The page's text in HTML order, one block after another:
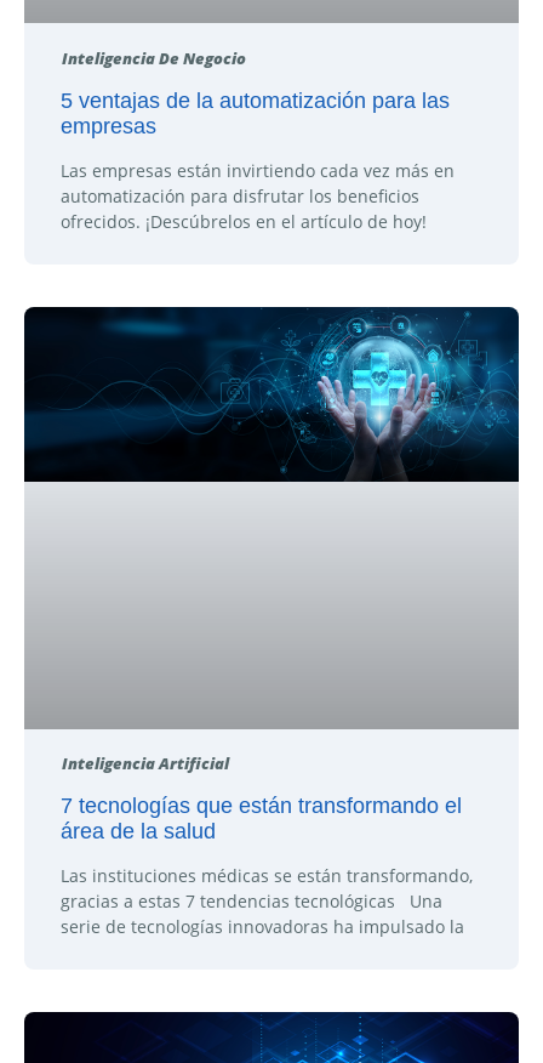
Inteligencia De Negocio
5 ventajas de la automatización para las
empresas
Las empresas están invirtiendo cada vez más en
automatización para disfrutar los beneficios
ofrecidos. ¡Descúbrelos en el artículo de hoy!
Inteligencia Artificial
7 tecnologías que están transformando el
área de la salud
Las instituciones médicas se están transformando,
gracias a estas 7 tendencias tecnológicas Una
serie de tecnologías innovadoras ha impulsado la